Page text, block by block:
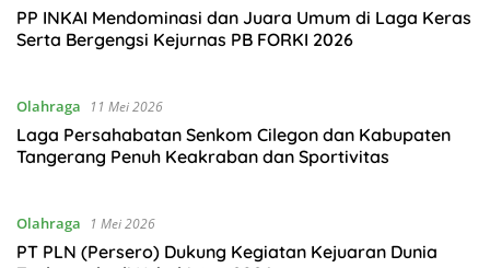
PP INKAI Mendominasi dan Juara Umum di Laga Keras
Serta Bergengsi Kejurnas PB FORKI 2026
Olahraga 11 Mei 2026
Laga Persahabatan Senkom Cilegon dan Kabupaten
Tangerang Penuh Keakraban dan Sportivitas
Olahraga 1 Mei 2026
PT PLN (Persero) Dukung Kegiatan Kejuaran Dunia